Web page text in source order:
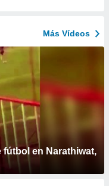
Más Vídeos
fútbol en Narathiwat,